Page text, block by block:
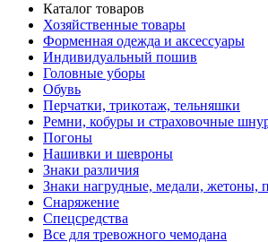
Каталог товаров
Хозяйственные товары
Форменная одежда и аксессуары
Индивидуальный пошив
Головные уборы
Обувь
Перчатки, трикотаж, тельняшки
Ремни, кобуры и страховочные
Погоны
Нашивки и шевроны
Знаки различия
Знаки нагрудные, медали, жетоны,
Снаряжение
Спецсредства
Все для тревожного чемодана